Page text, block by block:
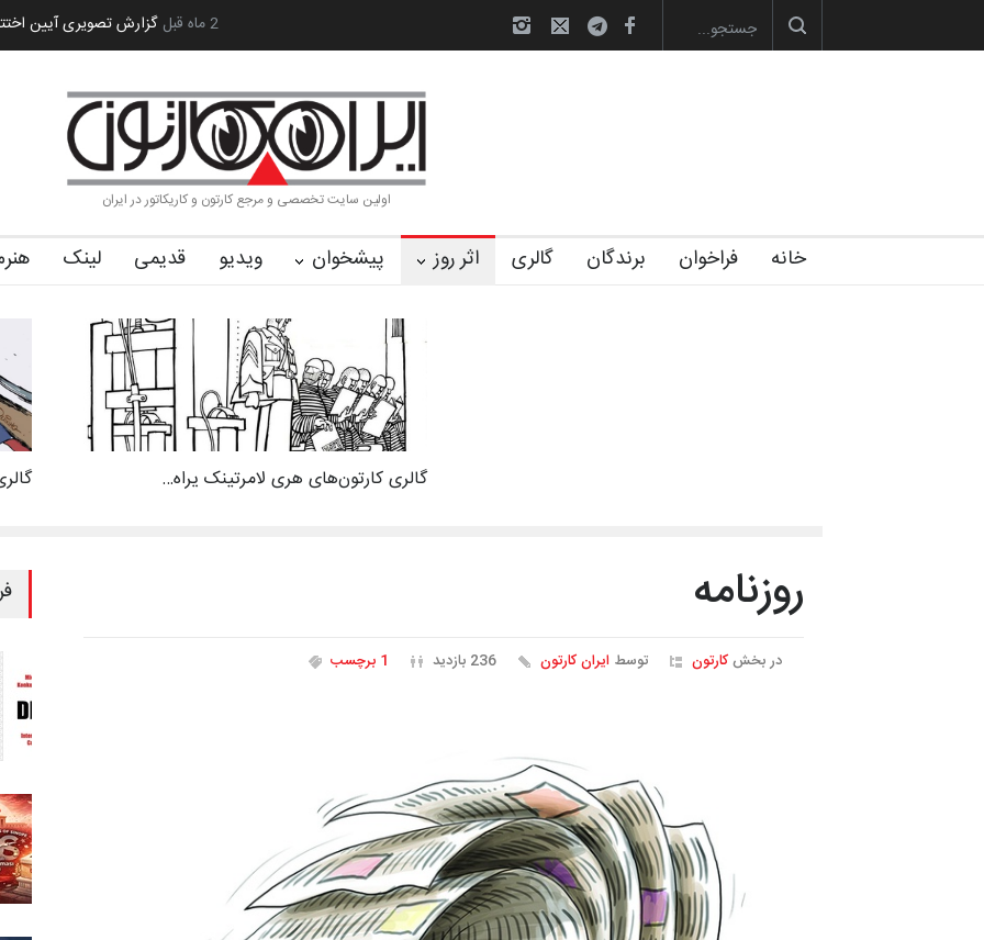
به یاد اردوغان باشول (۱۹۳۶–۲۰۲۶) رویداد کارگاهی کارتون و پوستر «ایران سربلند»… آغاز دوره‌های تخصصی فصل تابستان 1405 خانه کا… 2 ماه قبل
اولین سایت تخصصی و مرجع کارتون و کاریکاتور در ایران
خانه فراخوان برندگان گالری اثر روز پیشخوان ویدیو قدیمی لینک
گالری کارتون‌های هری لامرتینک یراه…
روزنامه
در بخشکارتون توسط ایران کارتون 236 بازدید 1 برچسب